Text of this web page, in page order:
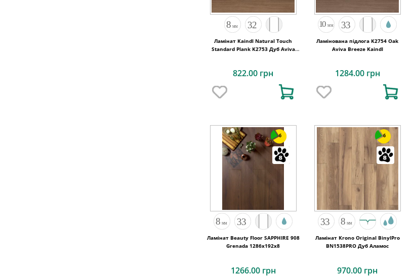
Ламінат Kaindl Natural Touch
Standard Plank K2753 Дуб Aviva
822.00 грн
Ламінована підлога K2754 Oak
Aviva Breeze Kaindl
1284.00 грн
6
Ламінат Beauty Floor SAPPHIRE 908
Grenada 1286x192x8
1266.00 грн
6
Ламінат Krono Original BinylPro
BN1538PRO Дуб Аламос
970.00 грн